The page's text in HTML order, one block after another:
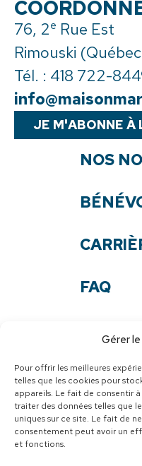
Gérer
Pour offrir les meilleures
telles que les cookies pour
appareils. Le fait de consentir
traiter des données telles que
uniques sur ce site. Le fait de
consentement peut avoir un
et fonctions.
76, 2e Rue Est
Rimouski
Tél. : 418 722-
JE M'ABONNE À
NOS
FAQ
NOS
NOUS
SUIVEZ-
Facebook